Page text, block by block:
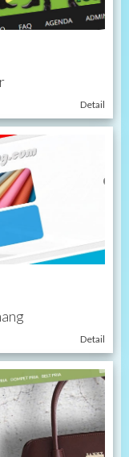
Detail
Detail